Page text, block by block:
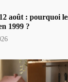
août : pourquoi
1999 ?